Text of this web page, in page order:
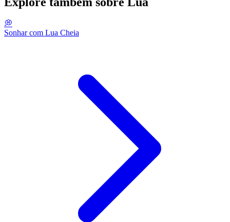
💭
Sonhar com Lua Cheia